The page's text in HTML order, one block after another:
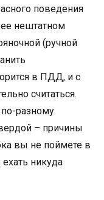
поведения
нештатном
(ручной
в ПДД, и с
считаться.
разному.
– причины
вы не поймете в
никуда